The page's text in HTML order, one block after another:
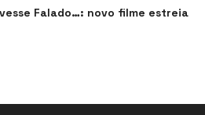
Falado…: novo filme estreia